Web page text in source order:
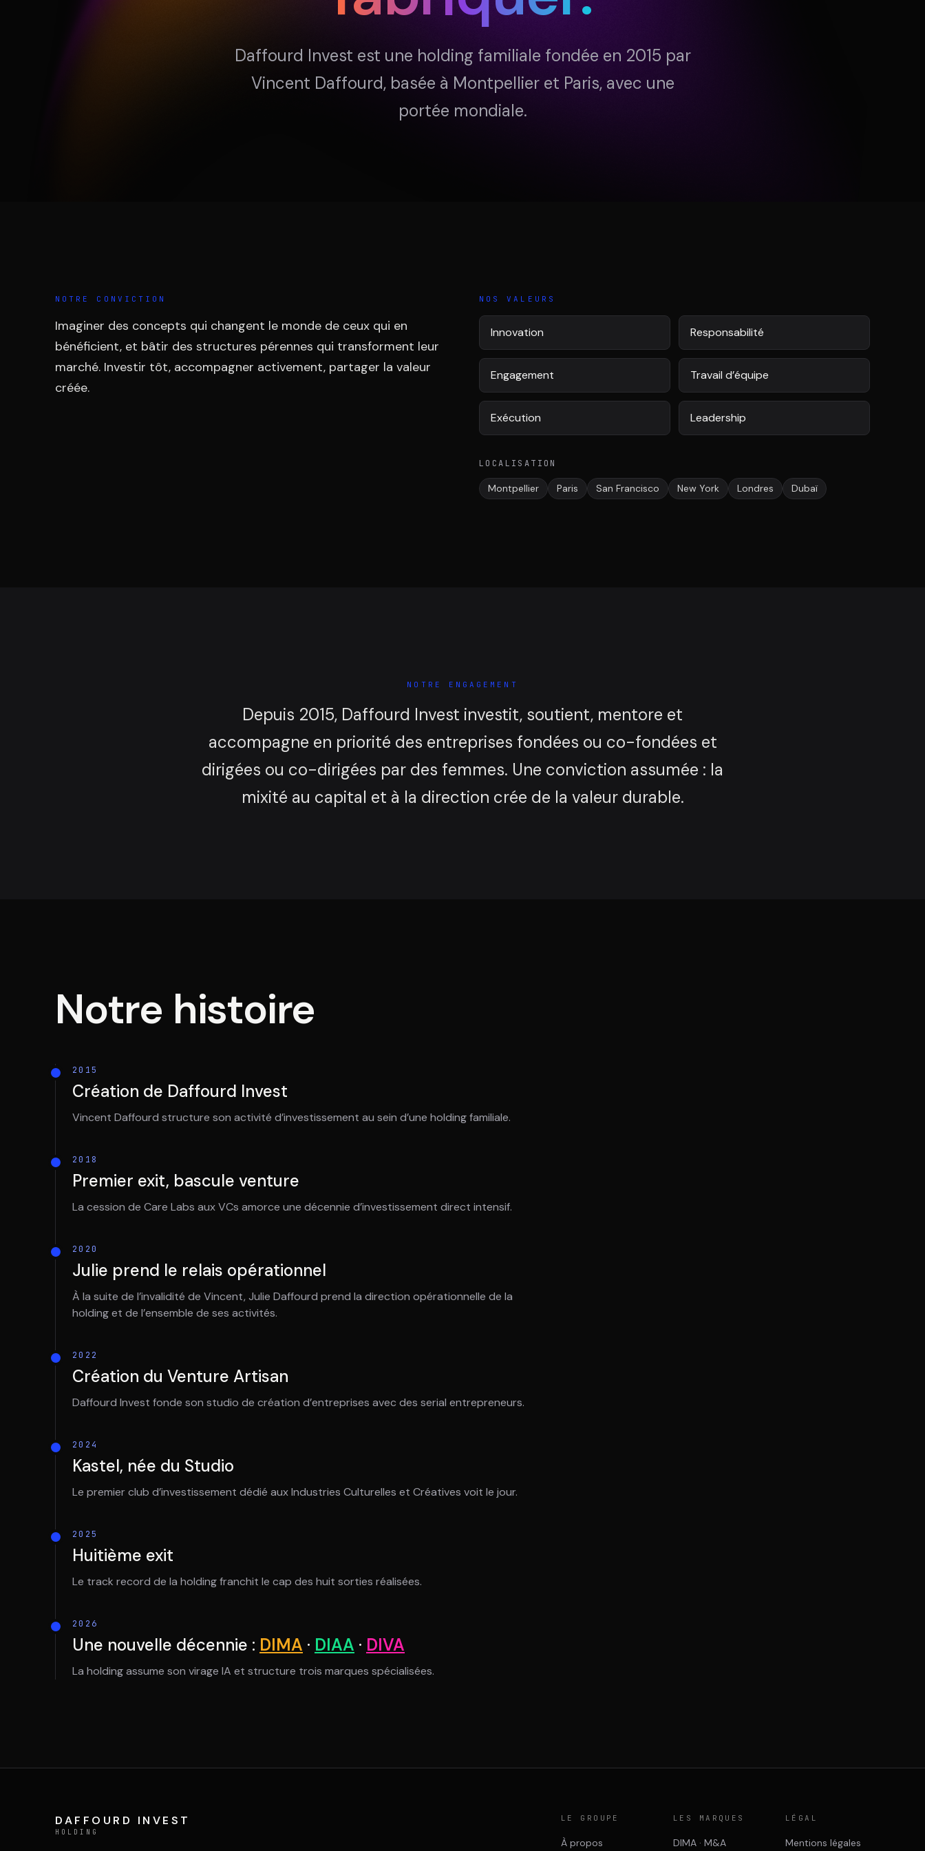
DIAA
Daffourd Invest est une holding familiale fondée en 2015 par
Vincent Daffourd, basée à Montpellier et Paris, avec une
portée mondiale.
NOTRE CONVICTION
Imaginer des concepts qui changent le monde de ceux qui en
bénéficient, et bâtir des structures pérennes qui transforment leur
marché. Investir tôt, accompagner activement, partager la valeur
créée.
NOS VALEURS
Innovation Responsabilité
Engagement Travail d’équipe
Exécution Leadership
LOCALISATION
Montpellier Paris San Francisco New York Londres Dubaï
NOTRE ENGAGEMENT
Depuis 2015, Daffourd Invest investit, soutient, mentore et
accompagne en priorité des entreprises fondées ou co-fondées et
dirigées ou co-dirigées par des femmes. Une conviction assumée : la
mixité au capital et à la direction crée de la valeur durable.
Notre histoire
2015
Création de Daffourd Invest
Vincent Daffourd structure son activité d’investissement au sein d’une holding familiale.
2018
Premier exit, bascule venture
La cession de Care Labs aux VCs amorce une décennie d’investissement direct intensif.
2020
Julie prend le relais opérationnel
À la suite de l’invalidité de Vincent, Julie Daffourd prend la direction opérationnelle de la
holding et de l’ensemble de ses activités.
2022
Création du Venture Artisan
Daffourd Invest fonde son studio de création d’entreprises avec des serial entrepreneurs.
2024
Kastel, née du Studio
Le premier club d’investissement dédié aux Industries Culturelles et Créatives voit le jour.
2025
Huitième exit
Le track record de la holding franchit le cap des huit sorties réalisées.
2026
Une nouvelle décennie : DIMA · DIAA · DIVA
La holding assume son virage IA et structure trois marques spécialisées.
DAFFOURD INVEST
HOLDING
LE GROUPE
À propos
LES MARQUES
DIMA · M&A
LÉGAL
Mentions légales